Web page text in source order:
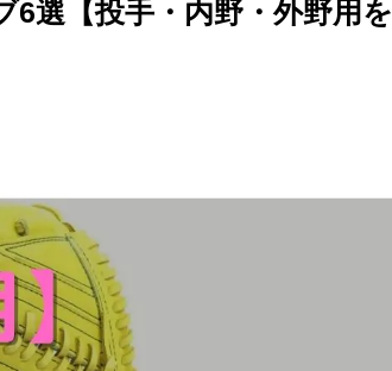
6選【投手・内野・外野用を